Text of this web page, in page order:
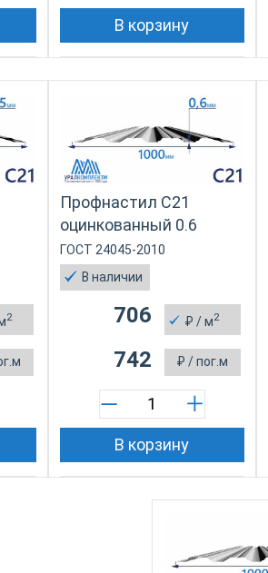
В корзину
2
Профнастил С21
оцинкованный 0.6
ГОСТ 24045-2010
В наличии
₽ / м2
706
₽ / пог.м
742
В корзину